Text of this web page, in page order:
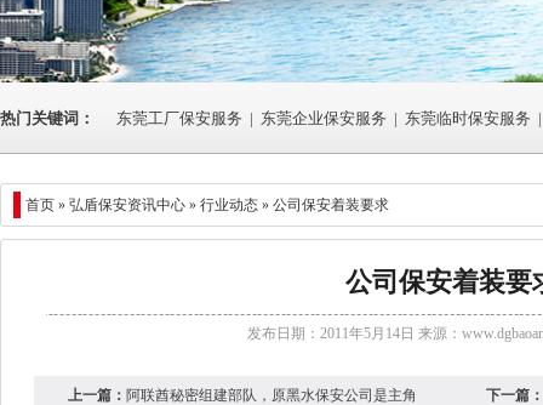
热门关键词： 东莞工厂保安服务 | 东莞企业保安服务 | 东莞临时保安服务 |
首页 » 弘盾保安资讯中心 » 行业动态 » 公司保安着装要求
公司保安着装要
发布日期：2011年5月14日 来源：
上一篇： 阿联酋秘密组建部队，原黑水保安公司是主角 下一篇：